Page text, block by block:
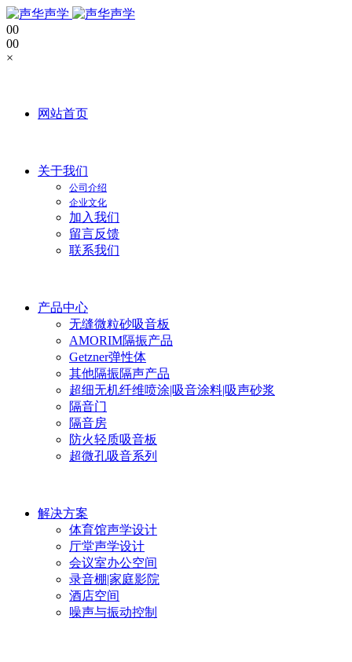
00
00
×
网站首页
关于我们
公司介绍
企业文化
加入我们
留言反馈
联系我们
产品中心
无缝微粒砂吸音板
AMORIM隔振产品
Getzner弹性体
其他隔振隔声产品
超细无机纤维喷涂|吸音涂料|吸声砂浆
隔音门
隔音房
防火轻质吸音板
超微孔吸音系列
解决方案
体育馆声学设计
厅堂声学设计
会议室办公空间
录音棚|家庭影院
酒店空间
噪声与振动控制